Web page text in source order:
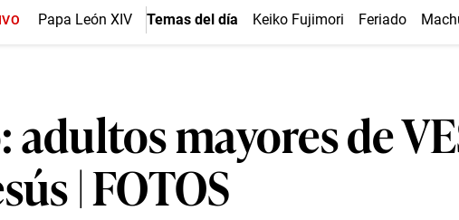
Papa León XIV Temas del día Keiko Fujimori Feriado
adultos mayores de
| FOTOS